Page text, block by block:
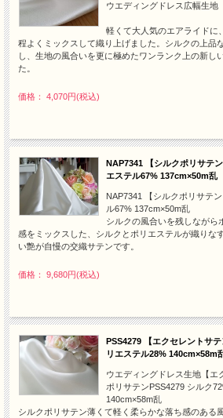
ウエディングドレス広幅
軽くて大人気のエアライドに
程よくミックスして織り上げました。シルクの上品
し、生地の風合いを更に極めたワンランク上の新し
た。
価格： 4,070円(税込)
NAP7341 【シルクポリサテ
エステル67% 137cm×50m
NAP7341 【シルクポリサテ
ル67% 137cm×50m乱
シルクの風合いを残しながら
感をミックスした、シルクとポリエステルが織りな
い艶が自慢の交織サテンです。
価格： 9,680円(税込)
PSS4279 【エクセレントサ
リエステル28%
ウエディングドレス生地【エ
ポリサテンPSS4279 シルク
140cm×58m乱
シルクポリサテン薄くて軽く柔らかな落ち感のある